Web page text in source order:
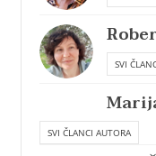
SVI
SVI ČLANCI AUTORA